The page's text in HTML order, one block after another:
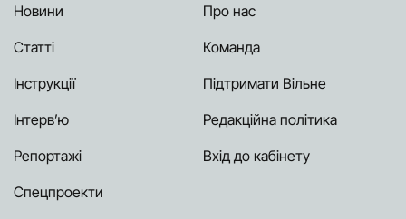
Новини
Статті
Інструкції
Інтерв’ю
Репортажі
Спецпроекти
Про нас
Команда
Підтримати Вільне
Редакційна політика
Вхід до кабінету